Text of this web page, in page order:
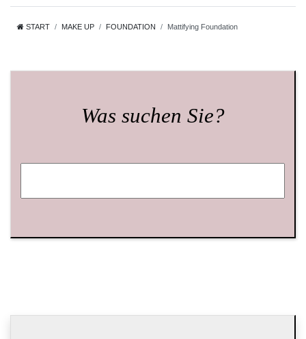
START MAKE UP FOUNDATION Mattifying Foundation
Was suchen Sie?